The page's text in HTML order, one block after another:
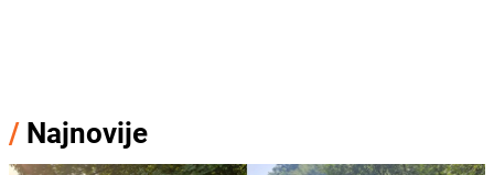
/ Najnovije